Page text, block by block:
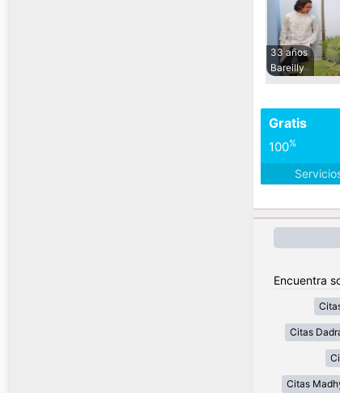
33 años
Bareilly
Gratis
100%
Encuentra
Citas
Citas